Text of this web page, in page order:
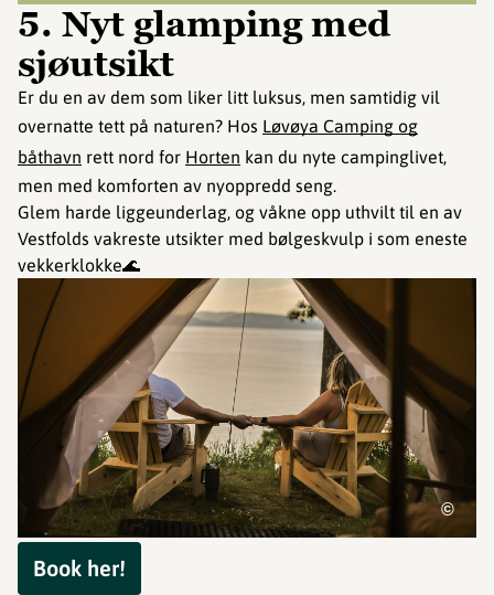
5. Nyt glamping med
sjøutsikt
Er du en av dem som liker litt luksus, men samtidig vil
overnatte tett på naturen? Hos Løvøya Camping og
båthavn rett nord for Horten kan du nyte campinglivet,
men med komforten av nyoppredd seng.
Glem harde liggeunderlag, og våkne opp uthvilt til en av
Vestfolds vakreste utsikter med bølgeskvulp i som eneste
vekkerklokke🌊
©
Book her!